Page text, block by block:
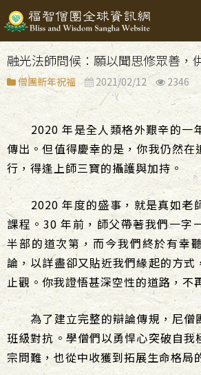
融光法師問候：願以聞思修眾善，
僧團新年祝福 2021/02/12 2346
2020 年是全人類格外艱辛的一
傳出。但值得慶幸的是，你我仍然在
行，得逢上師三寶的攝護與加持。
2020 年度的盛事，就是真如老
課程。30 年前，師父帶著我們一字
半部的道次第，而今我們終於有幸
論，以詳盡卻又貼近我們緣起的方式
止觀。你我證悟甚深空性的道路，不
為了建立完整的辯論傳規，尼僧
班級對抗。學僧們以勇悍心突破自我
宗問難，也從中收獲到拓展生命格局